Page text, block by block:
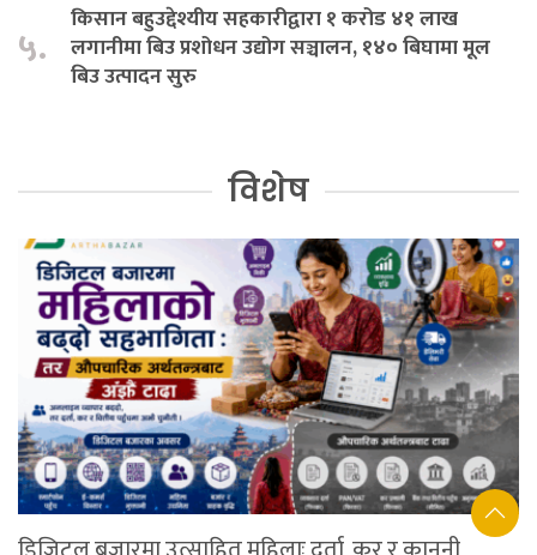
५.
किसान बहुउद्देश्यीय सहकारीद्वारा १ करोड ४१ लाख
लगानीमा बिउ प्रशोधन उद्योग सञ्चालन, १४० बिघामा मूल
बिउ उत्पादन सुरु
विशेष